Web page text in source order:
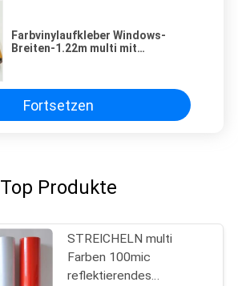
Farbvinylaufkleber Windows-
Breiten-1.22m multi mit
Fortsetzen
Top Produkte
STREICHELN multi
Farben 100mic
reflektierendes